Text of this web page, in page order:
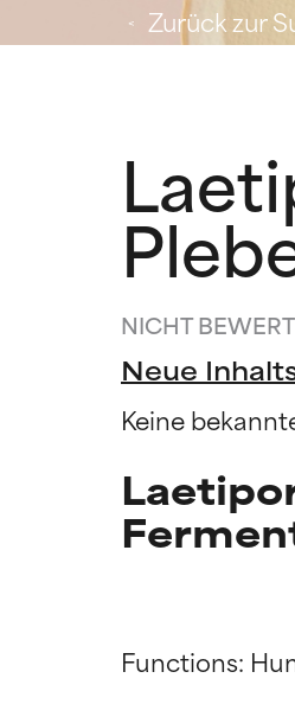
Zurück zur
NICHT
Neue
Keine
Functions: